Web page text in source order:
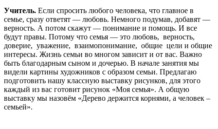
Учитель. Если спросить любого человека, что главное в
семье, сразу ответят — любовь. Немного подумав, добавят —
верность. А потом скажут — понимание и помощь. И все
будут правы. Потому что семья — это любовь, верность,
доверие, уважение, взаимопонимание, общие цели и общие
интересы. Жизнь семьи во многом зависит и от вас. Важно
быть благодарным сыном и дочерью. В начале занятия мы
видели картины художников с образом семьи. Предлагаю
подготовить нашу классную выставку рисунков, для этого
каждый из вас готовит рисунок «Моя семья». А общую
выставку мы назовём «Дерево держится корнями, а человек –
семьей».